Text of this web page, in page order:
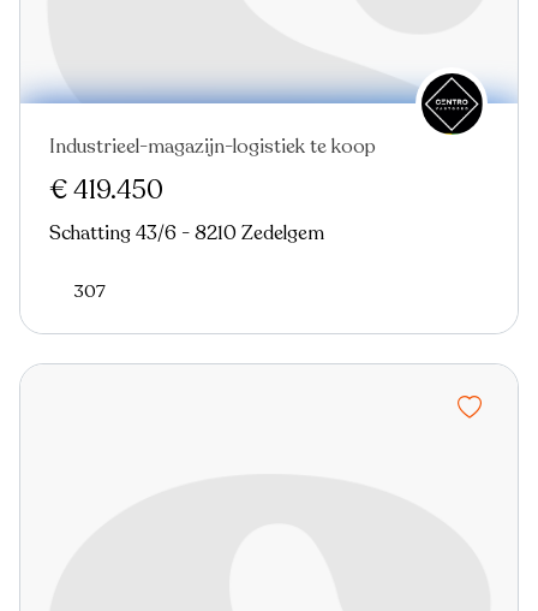
Industrieel-magazijn-logistiek te koop
€ 419.450
Schatting 43/6 - 8210 Zedelgem
307